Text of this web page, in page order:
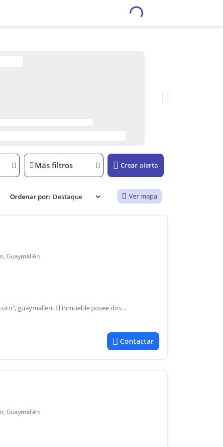
Más filtros Crear alerta
Ordenar por: Ver mapa
Guaymallén
Excelente casa, ubicada en barrio privado "amaneceres de oro", guaymallen. El inmueble posee dos dormitorios con placares en planta baja, un dormitorio principal con baño en suite, cocina, living comedor, baño, terraza, patio con churrasquera y piscina, cochera, rejas. Su valor es de usd 130.000. ¡Llamenos, su consulta no molesta! Martina: agustina: oficina: avellaneda 603, quinta seccion, mendoza mat.: 1542.
Contactar
Guaymallén